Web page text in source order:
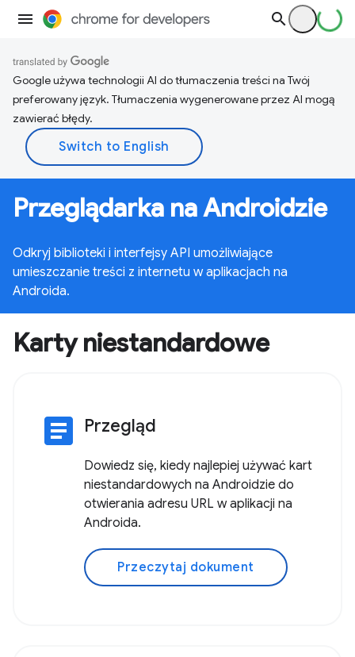
Google używa technologii AI do tłumaczenia treści na Twój
preferowany język. Tłumaczenia wygenerowane przez AI mogą
zawierać błędy.
Przeglądarka na Androidzie
Odkryj biblioteki i interfejsy API umożliwiające
umieszczanie treści z internetu w aplikacjach na
Androida.
Karty niestandardowe
article Przegląd
Dowiedz się, kiedy najlepiej używać kart
niestandardowych na Androidzie do
otwierania adresu URL w aplikacji na
Androida.
Przeczytaj dokument